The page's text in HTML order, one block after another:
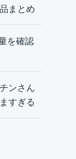
まとめ
を確認
ンさん
すぎる